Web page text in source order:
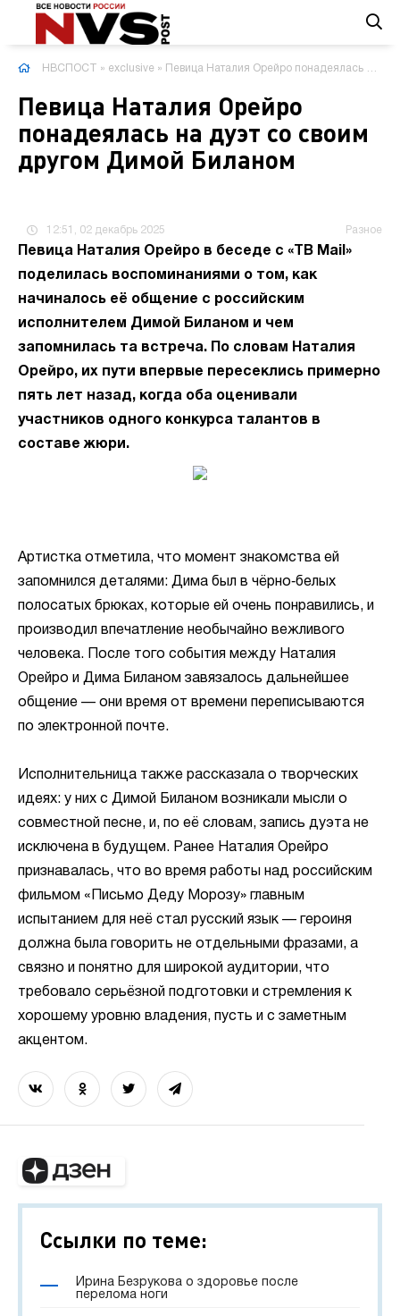
НВСПОСТ » exclusive » Певица Наталия Орейро понадеялась на дуэт со своим другом Димой Биланом
Певица Наталия Орейро
понадеялась на дуэт со своим
другом Димой Биланом
12:51, 02 декабрь 2025 Разное
Певица Наталия Орейро в беседе с «ТВ Mail»
поделилась воспоминаниями о том, как
начиналось её общение с российским
исполнителем Димой Биланом и чем
запомнилась та встреча. По словам Наталия
Орейро, их пути впервые пересеклись примерно
пять лет назад, когда оба оценивали
участников одного конкурса талантов в
составе жюри.
Артистка отметила, что момент знакомства ей
запомнился деталями: Дима был в чёрно‑белых
полосатых брюках, которые ей очень понравились, и
производил впечатление необычайно вежливого
человека. После того события между Наталия
Орейро и Дима Биланом завязалось дальнейшее
общение — они время от времени переписываются
по электронной почте.
Исполнительница также рассказала о творческих
идеях: у них с Димой Биланом возникали мысли о
совместной песне, и, по её словам, запись дуэта не
исключена в будущем. Ранее Наталия Орейро
признавалась, что во время работы над российским
фильмом «Письмо Деду Морозу» главным
испытанием для неё стал русский язык — героиня
должна была говорить не отдельными фразами, а
связно и понятно для широкой аудитории, что
требовало серьёзной подготовки и стремления к
хорошему уровню владения, пусть и с заметным
акцентом.
Ссылки по теме:
Ирина Безрукова о здоровье после
перелома ноги